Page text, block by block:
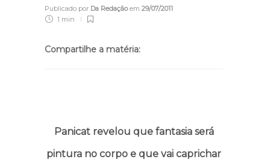
Publicado por Da Redaçãoem 29/07/2011
1 min
Compartilhe a matéria:
Panicat revelou que fantasia será
pintura no corpo e que vai caprichar